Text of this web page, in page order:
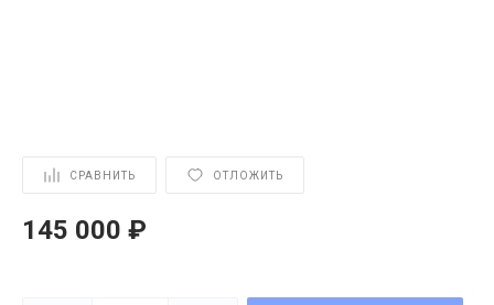
СРАВНИТЬ ОТЛОЖИТЬ
145 000 ₽